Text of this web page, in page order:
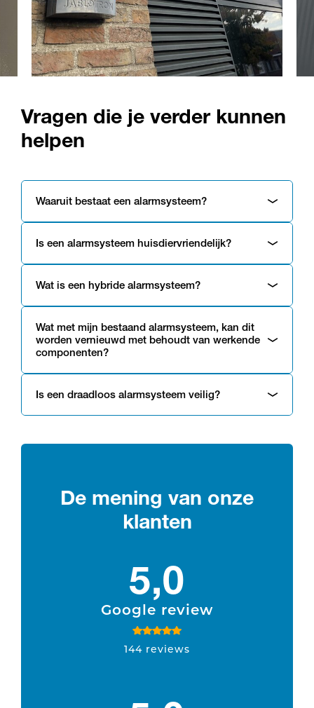
Vragen die je verder kunnen
helpen
Waaruit bestaat een alarmsysteem?
Is een alarmsysteem huisdiervriendelijk?
Wat is een hybride alarmsysteem?
Wat met mijn bestaand alarmsysteem, kan dit
worden vernieuwd met behoudt van werkende
componenten?
Is een draadloos alarmsysteem veilig?
De mening van onze
klanten
5,0
Google review
144 reviews